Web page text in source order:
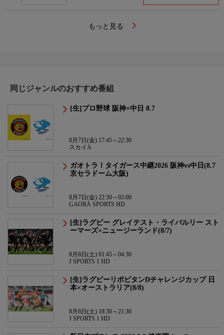
もっと見る
同じジャンルのおすすめ番組
[生]プロ野球 阪神×中日 8.7
8月7日(金) 17:45～22:30
スカイA
ガオトラ！タイガース中継2026 阪神vs中日(8.7
京セラドーム大阪)
8月7日(金) 22:30～03:00
GAORA SPORTS HD
[生]ラグビー グレイテスト・ライバルリー スト
ーマーズ×ニュージーランド(8/7)
8月8日(土) 01:45～04:30
J SPORTS 1 HD
[生]ラグビーリポビタンDチャレンジカップ 日
本×オーストラリア(8/8)
8月8日(土) 18:30～21:30
J SPORTS 1 HD